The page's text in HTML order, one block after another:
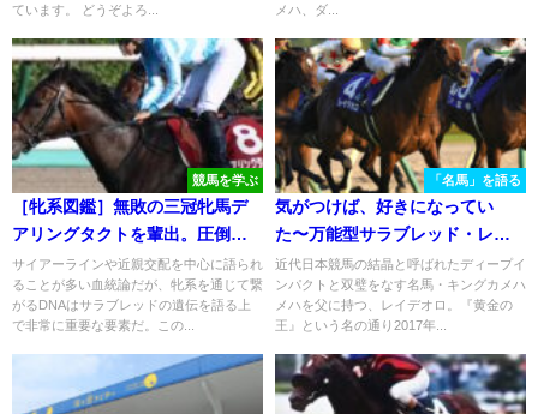
ています。 どうぞよろ...
メハ、ダ...
競馬を学ぶ
［牝系図鑑］無敗の三冠牝馬デ
アリングタクトを輩出。圧倒的
な機動力を下支えするスピード
を持つデアリングダンジグ牝
系。
サイアーラインや近親交配を中心に語られ
ることが多い血統論だが、牝系を通じて繋
がるDNAはサラブレッドの遺伝を語る上
で非常に重要な要素だ。この...
「名馬」を語る
気がつけば、好きになってい
た〜万能型サラブレッド・レイ
デオロ〜
近代日本競馬の結晶と呼ばれたディープイ
ンパクトと双璧をなす名馬・キングカメハ
メハを父に持つ、レイデオロ。『黄金の
王』という名の通り2017年...